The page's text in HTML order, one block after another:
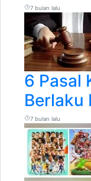
7 bulan lalu
6 Pasal
Berlaku
7 bulan lalu